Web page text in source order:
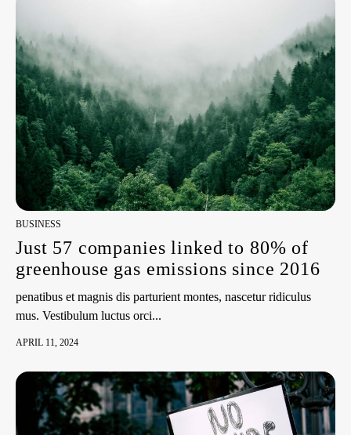
BUSINESS
Just 57 companies linked to 80% of
greenhouse gas emissions since 2016
penatibus et magnis dis parturient montes, nascetur ridiculus
mus. Vestibulum luctus orci...
APRIL 11, 2024